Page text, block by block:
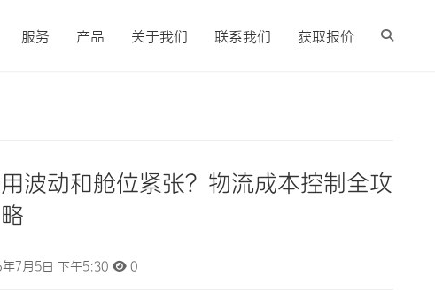
服务 产品 关于我们 联系我们 获取报价
波动和舱位紧张？物流成本控制全攻
略
7月5日 下午5:30 0